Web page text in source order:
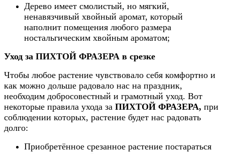
Дерево имеет смолистый, но мягкий,
ненавязчивый хвойный аромат, который
наполнит помещения любого размера
ностальгическим хвойным ароматом;
Уход за ПИХТОЙ ФРАЗЕРА в срезке
Чтобы любое растение чувствовало себя комфортно и
как можно дольше радовало нас на праздник,
необходим добросовестный и грамотный уход. Вот
некоторые правила ухода за ПИХТОЙ ФРАЗЕРА, при
соблюдении которых, растение будет нас радовать
долго:
Приобретённое срезанное растение постараться